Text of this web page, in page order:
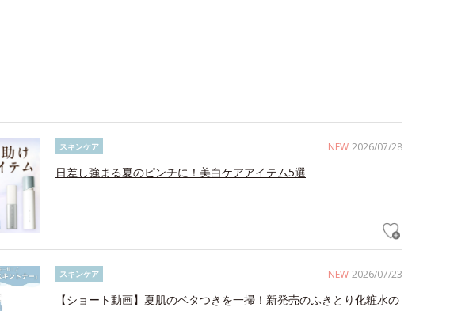
NEW 2026/07/28
スキンケア
日差し強まる夏のピンチに！美白ケアアイテム5選
NEW 2026/07/23
スキンケア
【ショート動画】夏肌のベタつきを一掃！新発売のふきとり化粧水の